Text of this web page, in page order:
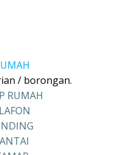
/ borongan.
RUMAH